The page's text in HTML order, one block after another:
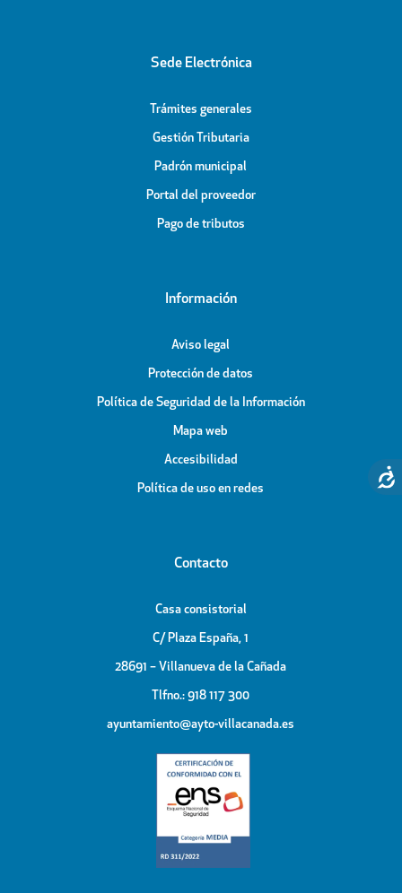
Sede Electrónica
Trámites generales
Gestión Tributaria
Padrón municipal
Portal del proveedor
Pago de tributos
Información
Aviso legal
Protección de datos
Política de Seguridad de la Información
Mapa web
Accesibilidad
Política de uso en redes
Contacto
Casa consistorial
C/ Plaza España, 1
28691 – Villanueva de la Cañada
Tlfno.: 918 117 300
ayuntamiento@ayto-villacanada.es